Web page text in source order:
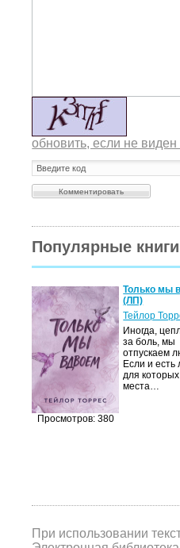
обновить, если не виден
Популярные
Просмотров: 380
Только мы
(ЛП)
Тейлор
Иногда,
за боль, мы
отпускаем
Если и есть
для
места…
При использовании